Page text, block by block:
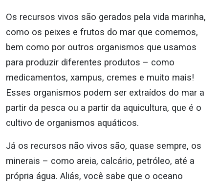
Os recursos vivos são gerados pela vida marinha,
como os peixes e frutos do mar que comemos,
bem como por outros organismos que usamos
para produzir diferentes produtos – como
medicamentos, xampus, cremes e muito mais!
Esses organismos podem ser extraídos do mar a
partir da pesca ou a partir da aquicultura, que é o
cultivo de organismos aquáticos.
Já os recursos não vivos são, quase sempre, os
minerais – como areia, calcário, petróleo, até a
própria água. Aliás, você sabe que o oceano